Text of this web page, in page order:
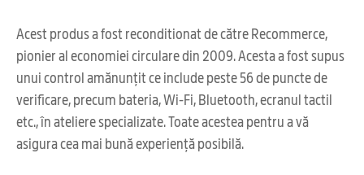
Acest produs a fost reconditionat de către Recommerce,
pionier al economiei circulare din 2009. Acesta a fost supus
unui control amănunțit ce include peste 56 de puncte de
verificare, precum bateria, Wi-Fi, Bluetooth, ecranul tactil
etc., în ateliere specializate. Toate acestea pentru a vă
asigura cea mai bună experiență posibilă.